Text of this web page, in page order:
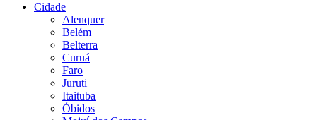
Cidade
Alenquer
Belém
Belterra
Curuá
Faro
Juruti
Itaituba
Óbidos